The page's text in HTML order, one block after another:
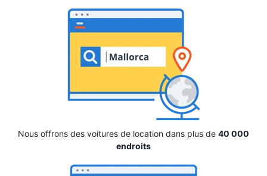
Nous offrons des voitures de location dans plus de 40 000
endroits